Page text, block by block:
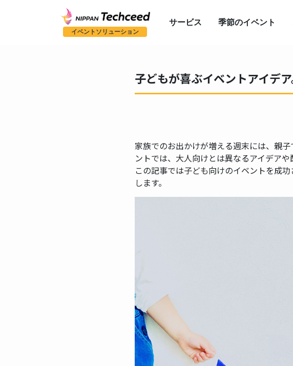
イベントソリューション
サービス 季節のイベント
子どもが喜ぶイベントアイデ
家族でのお出かけが増える週末には、親
ントでは、大人向けとは異なるアイデアや
この記事では子ども向けのイベントを成
します。